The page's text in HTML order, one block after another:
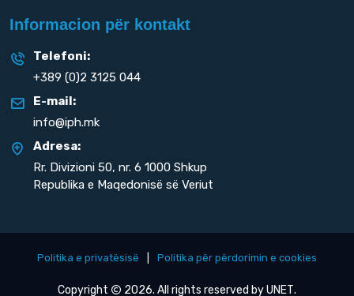
Informacion për kontakt
Telefoni:
+389 (0)2 3125 044
E-mail:
info@iph.mk
Adresa:
Rr. Divizioni 50, nr. 6 1000 Shkup
Republika e Maqedonisë së Veriut
Politika e privatësisë Politika për përdorimin e cookies
Copyright 2026. All rights reserved byUNET.